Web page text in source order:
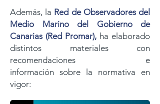
Además, la Red de Observadores del
Medio Marino del Gobierno de
Canarias (Red Promar), ha elaborado
distintos materiales con
recomendaciones e
información sobre la normativa en
vigor: